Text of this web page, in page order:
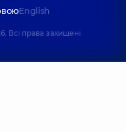
English
Всі права захищені